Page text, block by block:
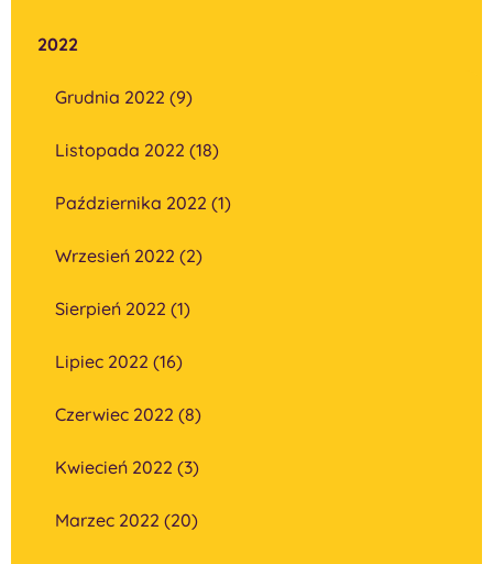
2022
Grudnia 2022 (9)
Listopada 2022 (18)
Października 2022 (1)
Wrzesień 2022 (2)
Sierpień 2022 (1)
Lipiec 2022 (16)
Czerwiec 2022 (8)
Kwiecień 2022 (3)
Marzec 2022 (20)